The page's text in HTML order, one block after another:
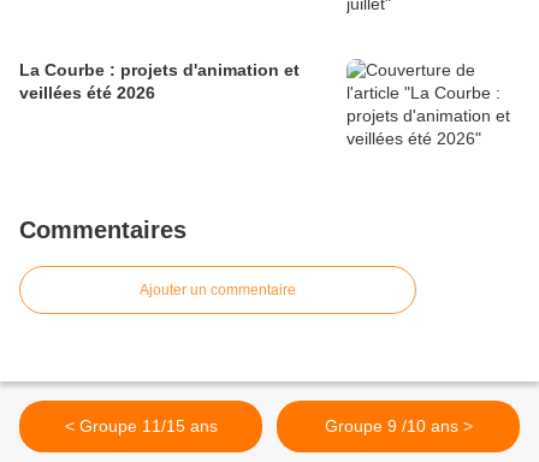
La Courbe : projets d'animation et
veillées été 2026
Commentaires
Ajouter un commentaire
< Groupe 11/15 ans Groupe 9 /10 ans >